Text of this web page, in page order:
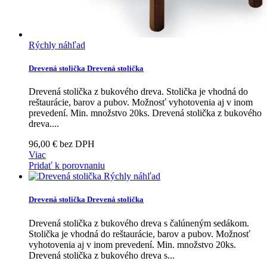
Rýchly náhľad
Drevená stolička Drevená stolička
Drevená stolička z bukového dreva. Stolička je vhodná do
reštaurácie, barov a pubov. Možnosť vyhotovenia aj v inom
prevedení. Min. množstvo 20ks. Drevená stolička z bukového
dreva....
96,00 € bez DPH
Viac
Pridať k porovnaniu
Rýchly náhľad
Drevená stolička Drevená stolička
Drevená stolička z bukového dreva s čalúneným sedákom.
Stolička je vhodná do reštaurácie, barov a pubov. Možnosť
vyhotovenia aj v inom prevedení. Min. množstvo 20ks.
Drevená stolička z bukového dreva s...